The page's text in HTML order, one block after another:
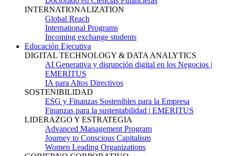
INTERNATIONALIZATION
Global Reach
International Programs
Incoming exchange students
Educación Ejecutiva
DIGITAL TECHNOLOGY & DATA ANALYTICS
AI Generativa y disrupción digital en los Negocios |
EMERITUS
IA para Altos Directivos
SOSTENIBILIDAD
ESG y Finanzas Sostenibles para la Empresa
Finanzas para la sustentabilidad | EMERITUS
LIDERAZGO Y ESTRATEGIA
Advanced Management Program
Journey to Conscious Capitalism
Women Leading Organizations